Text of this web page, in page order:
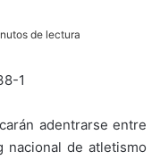
de lectura
adentrarse entre
nacional de atletismo